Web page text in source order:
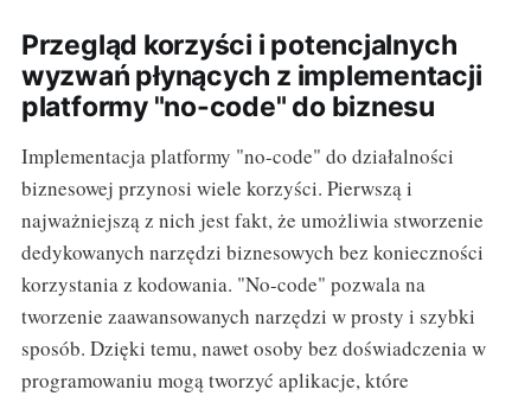
Przegląd korzyści i potencjalnych
wyzwań płynących z implementacji
platformy "no-code" do biznesu
Implementacja platformy "no-code" do działalności
biznesowej przynosi wiele korzyści. Pierwszą i
najważniejszą z nich jest fakt, że umożliwia stworzenie
dedykowanych narzędzi biznesowych bez konieczności
korzystania z kodowania. "No-code" pozwala na
tworzenie zaawansowanych narzędzi w prosty i szybki
sposób. Dzięki temu, nawet osoby bez doświadczenia w
programowaniu mogą tworzyć aplikacje, które